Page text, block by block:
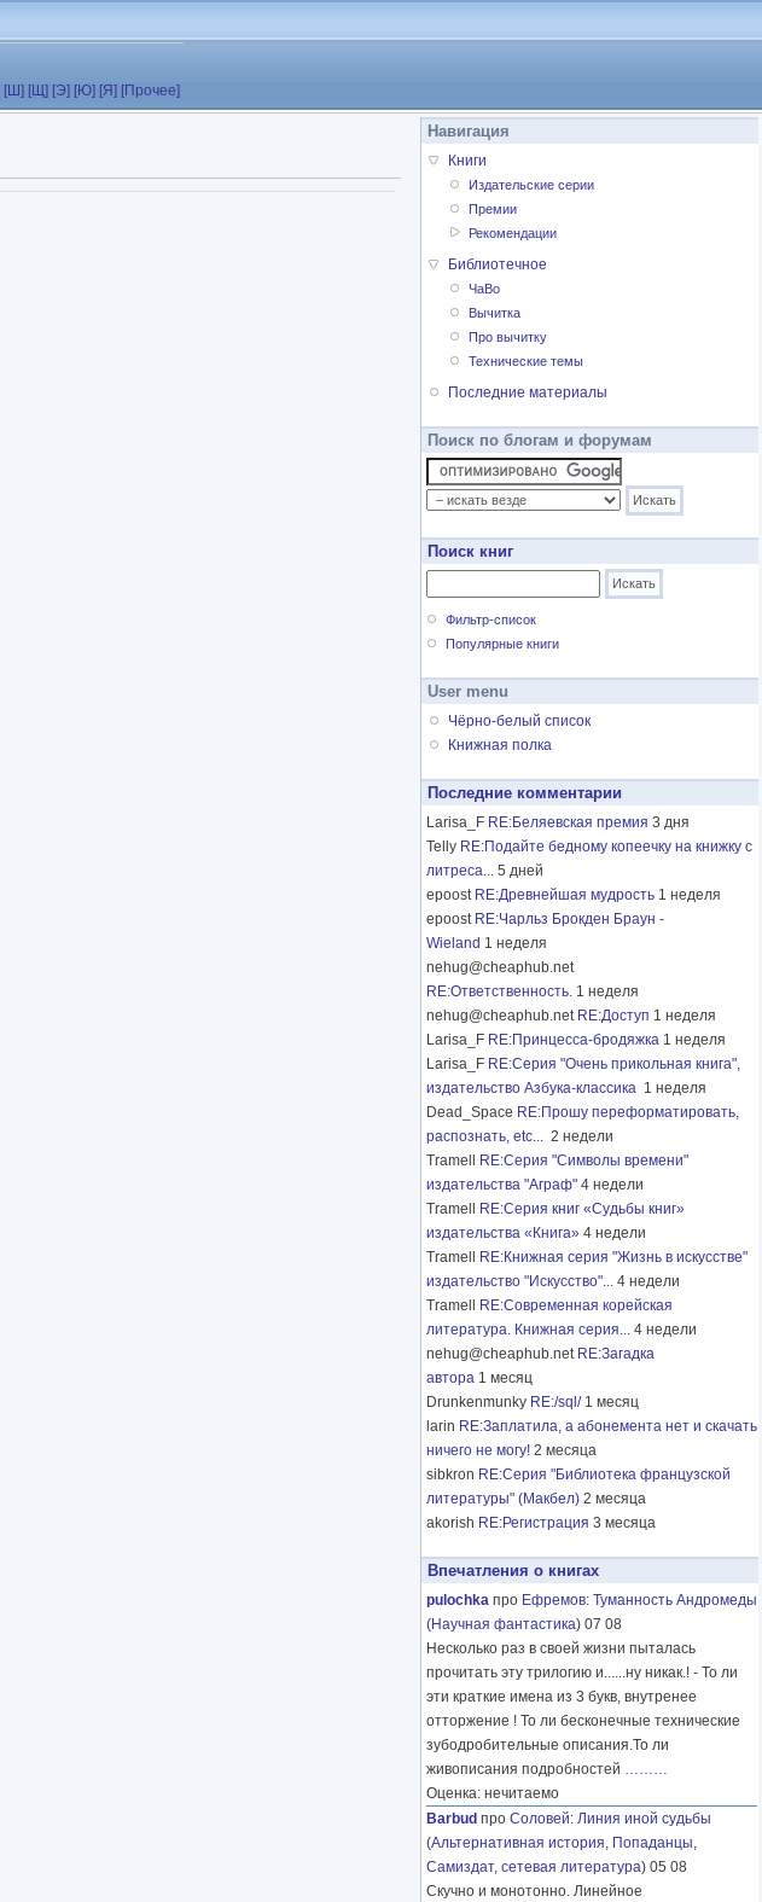
[Ш] [Щ] [Э] [Ю] [Я] [Прочее]
Навигация
Книги
Издательские серии
Премии
Рекомендации
Библиотечное
ЧаВо
Вычитка
Про вычитку
Технические темы
Последние материалы
Поиск по блогам и форумам
Поиск книг
Фильтр-список
Популярные книги
User menu
Чёрно-белый список
Книжная полка
Последние комментарии
Larisa_F RE:Беляевская премия 3 дня
Telly RE:Подайте бедному копеечку на книжку с
литреса... 5 дней
epoost RE:Древнейшая мудрость 1 неделя
epoost RE:Чарльз Брокден Браун -
Wieland 1 неделя
nehug@cheaphub.net
RE:Ответственность. 1 неделя
nehug@cheaphub.net RE:Доступ 1 неделя
Larisa_F RE:Принцесса-бродяжка 1 неделя
Larisa_F RE:Серия "Очень прикольная книга",
издательство Азбука-классика 1 неделя
Dead_Space RE:Прошу переформатировать,
распознать, etc... 2 недели
Tramell
RE:Серия "Символы времени"
издательства "Аграф" 4 недели
Tramell
RE:Серия книг «Судьбы книг»
издательства «Книга» 4 недели
Tramell
RE:Книжная серия "Жизнь в искусстве"
издательство "Искусство"... 4 недели
Tramell
RE:Современная корейская
литература. Книжная серия... 4 недели
nehug@cheaphub.net RE:Загадка
автора 1 месяц
Drunkenmunky RE:/sql/ 1 месяц
larin RE:Заплатила, а абонемента нет и скачать
ничего не могу! 2 месяца
sibkron RE:Серия "Библиотека французской
литературы" (Макбел) 2 месяца
akorish RE:Регистрация 3 месяца
Впечатления о книгах
pulochka про Ефремов: Туманность Андромеды
(Научная фантастика) 07 08
Несколько раз в своей жизни пыталась
прочитать эту трилогию и......ну никак.! - То ли
эти краткие имена из 3 букв, внутренее
отторжение ! То ли бесконечные технические
зубодробительные описания.То ли
живописания подробностей ………
Оценка: нечитаемо
Barbud про Соловей: Линия иной судьбы
(Альтернативная история, Попаданцы,
Самиздат, сетевая литература) 05 08
Скучно и монотонно. Линейное